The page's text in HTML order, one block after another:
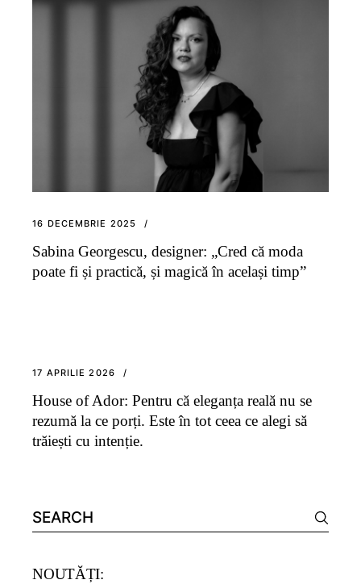
16 DECEMBRIE 2025
Sabina Georgescu, designer: „Cred că moda
poate fi și practică, și magică în același timp”
17 APRILIE 2026
House of Ador: Pentru că eleganța reală nu se
rezumă la ce porți. Este în tot ceea ce alegi să
trăiești cu intenție.
Search
for:
NOUTĂȚI: